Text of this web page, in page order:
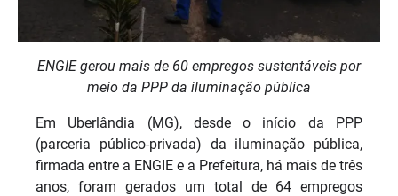
ENGIE gerou mais de 60 empregos sustentáveis por
meio da PPP da iluminação pública
Em Uberlândia (MG), desde o início da PPP
(parceria público-privada) da iluminação pública,
firmada entre a ENGIE e a Prefeitura, há mais de três
anos, foram gerados um total de 64 empregos